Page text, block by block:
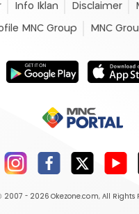
Info Iklan Disclaimer
MNC Group MNC
2007 - 2026 Okezone.com, All Rights